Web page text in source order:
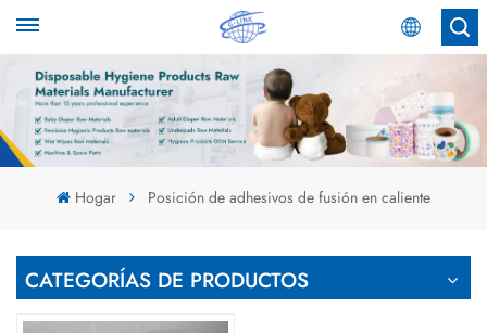
Español
English
Hogar Posición de adhesivos de fusión en caliente
CATEGORÍAS DE PRODUCTOS